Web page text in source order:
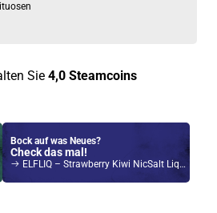
Sie 4,0 Steamcoins
Bock auf was Neues?
Check das mal!
ELFLIQ – Strawberry Kiwi NicSalt Liquid by ElfBar 10ml / 10mg